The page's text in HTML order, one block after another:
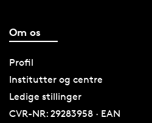
Om os
Profil
Institutter og centre
Ledige stillinger
CVR-NR: 29283958 · EAN